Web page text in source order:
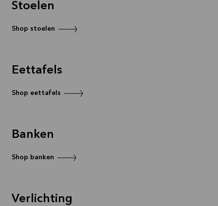
Stoelen
Shop stoelen
Eettafels
Shop eettafels
Banken
Shop banken
Verlichting